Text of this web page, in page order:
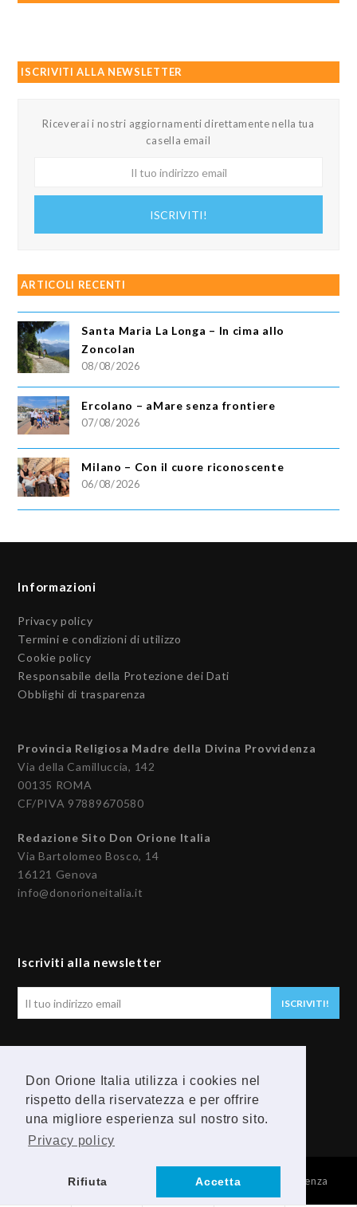
Don Orione Italia utilizza i cookies nel
rispetto della riservatezza e per offrire
una migliore esperienza sul nostro sito.
Privacy policy
Rifiuta Accetta
ISCRIVITI ALLA NEWSLETTER
Riceverai i nostri aggiornamenti direttamente nella tua
casella email
ISCRIVITI!
ARTICOLI RECENTI
Santa Maria La Longa – In cima allo
Zoncolan
08/08/2026
Ercolano – aMare senza frontiere
07/08/2026
Milano – Con il cuore riconoscente
06/08/2026
Informazioni
Privacy policy
Termini e condizioni di utilizzo
Cookie policy
Responsabile della Protezione dei Dati
Obblighi di trasparenza
Provincia Religiosa Madre della Divina Provvidenza
Via della Camilluccia, 142
00135 ROMA
CF/PIVA 97889670580
Redazione Sito Don Orione Italia
Via Bartolomeo Bosco, 14
16121 Genova
info@donorioneitalia.it
Iscriviti alla newsletter
tuo
ISCRIVITI!
F
Y
o
t
© 2026 Provincia Religiosa Madre della Divina Provvidenza